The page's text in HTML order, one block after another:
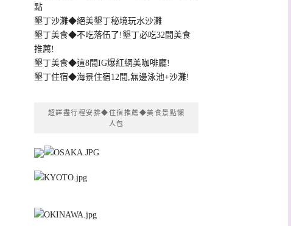
點
墾丁沙灘◆絕美墾丁秘境玩水沙灘
墾丁美食◆不吃落伍了!墾丁必吃32間美食
推薦!
墾丁美食◆這8間IG爆紅網美咖啡廳!
墾丁住宿◆海景住宿12間,無邊泳池+沙灘!
超詳盡行程安排◆住宿推薦◆美食景點懶
人包